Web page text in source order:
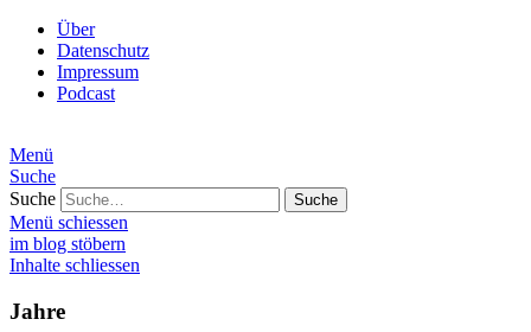
Über
Datenschutz
Impressum
Podcast
Menü
Suche
Suche
Menü schiessen
im blog stöbern
Inhalte schliessen
Jahre